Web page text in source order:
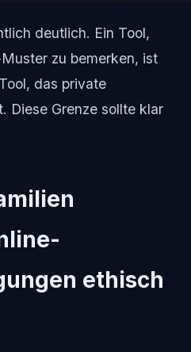
deutlich. Ein Tool,
zu bemerken, ist
das private
Diese Grenze sollte klar
ethisch